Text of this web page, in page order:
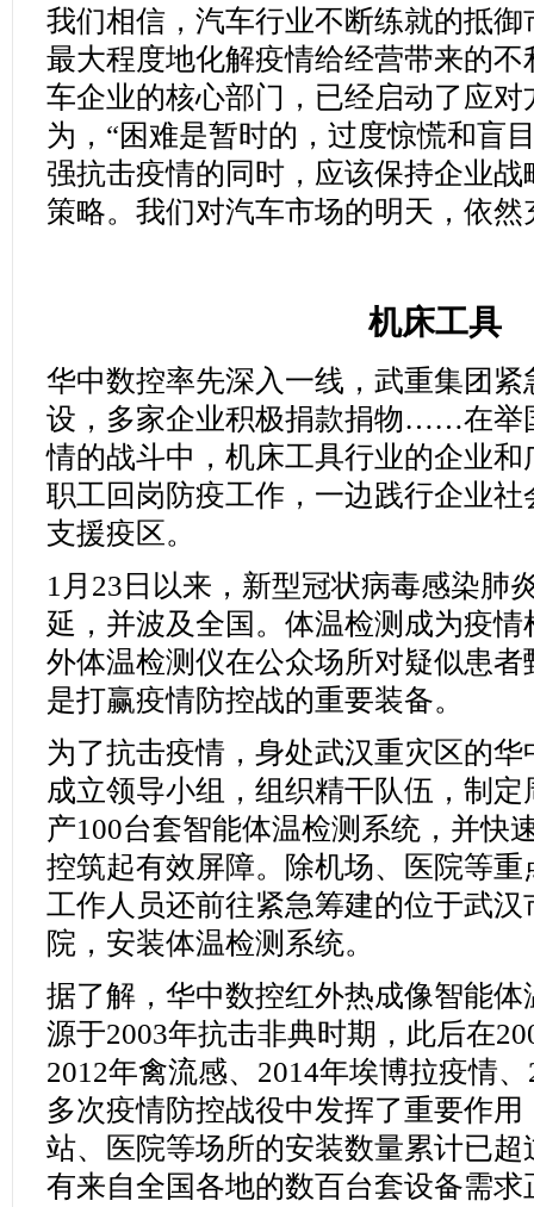
我们相信，汽车行业不断练就的抵
最大程度地化解疫情给经营带来的
车企业的核心部门，已经启动了应对
为，“困难是暂时的，过度惊慌和盲
强抗击疫情的同时，应该保持企业
策略。我们对汽车市场的明天，依然
机床工具
华中数控率先深入一线，武重集团
设，多家企业积极捐款捐物……在举
情的战斗中，机床工具行业的企业
职工回岗防疫工作，一边践行企业
支援疫区。
1月23日以来，新型冠状病毒感染肺
延，并波及全国。体温检测成为疫
外体温检测仪在公众场所对疑似患
是打赢疫情防控战的重要装备。
为了抗击疫情，身处武汉重灾区的
成立领导小组，组织精干队伍，制
产100台套智能体温检测系统，并快
控筑起有效屏障。除机场、医院等
工作人员还前往紧急筹建的位于武
院，安装体温检测系统。
据了解，华中数控红外热成像智能
源于2003年抗击非典时期，此后在
2012年禽流感、2014年埃博拉疫情
多次疫情防控战役中发挥了重要作
站、医院等场所的安装数量累计已超
有来自全国各地的数百台套设备需